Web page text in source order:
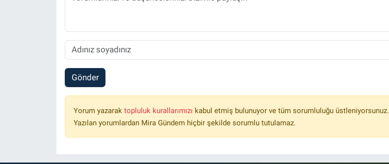
Gönder
Yorum yazarak topluluk kurallarımızı kabul etmiş bulunuyor ve tüm sorumluluğu üstleniyorsunuz.
Yazılan yorumlardan Mira Gündem hiçbir şekilde sorumlu tutulamaz.